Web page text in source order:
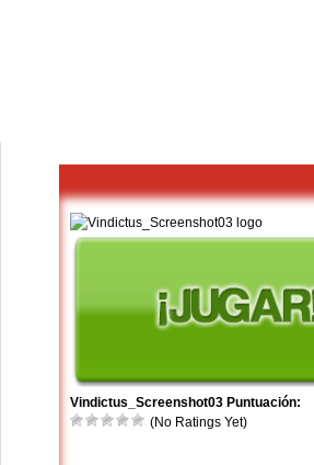
Vindictus_Screenshot03 Puntuación:
(No Ratings Yet)